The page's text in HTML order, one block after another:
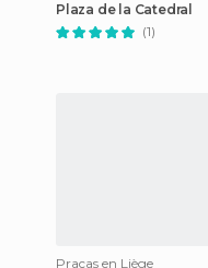
Plaza de la Catedral
(1)
Praças en Liège